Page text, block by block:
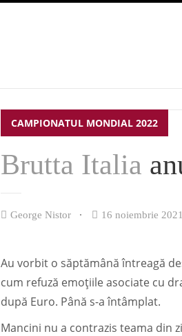
CAMPIONATUL MONDIAL 2022
Brutta Italia
George Nistor 16 noiembrie 2021
Au vorbit o săptămână întreagă
cum refuză emoțiile asociate cu
după Euro. Până s-a întâmplat.
Mancini nu a contrazis teama din